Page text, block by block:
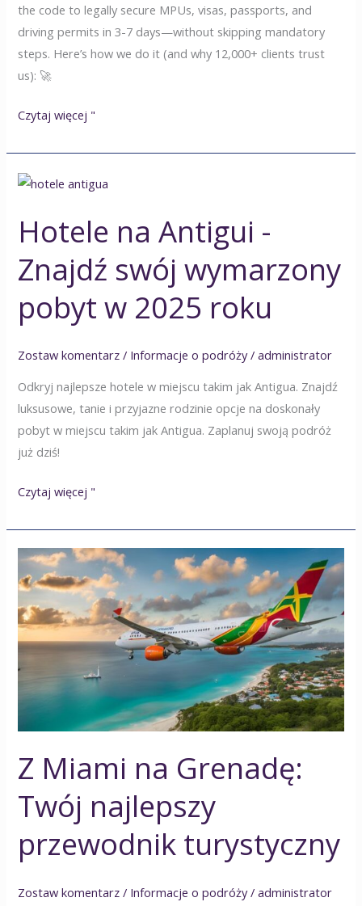
the code to legally secure MPUs, visas, passports, and
driving permits in 3-7 days—without skipping mandatory
steps. Here’s how we do it (and why 12,000+ clients trust
us): 🚀
Czytaj więcej "
Hotele na Antigui -
Znajdź swój wymarzony
pobyt w 2025 roku
Zostaw komentarz / Informacje o podróży/administrator
Odkryj najlepsze hotele w miejscu takim jak Antigua. Znajdź
luksusowe, tanie i przyjazne rodzinie opcje na doskonały
pobyt w miejscu takim jak Antigua. Zaplanuj swoją podróż
już dziś!
Hotele
Antigui
-
Znajdź
wymarzony
w
Czytaj więcej "
Z Miami na Grenadę:
Twój najlepszy
przewodnik turystyczny
Zostaw komentarz / Informacje o podróży/administrator
Z
Miami
na
Grenadę:
Twój
najlepszy
przewodnik
turystyczny